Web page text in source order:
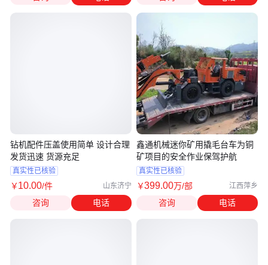
钻机配件压盖使用简单 设计合理
发货迅速 货源充足
真实性已核验
￥10.00/件 山东济宁
咨询 电话
鑫通机械迷你矿用撬毛台车为铜
矿项目的安全作业保驾护航
真实性已核验
￥399.00万/部 江西萍乡
咨询 电话